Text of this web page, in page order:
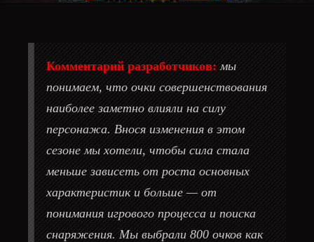
Комментарий разработчиков: мы
понимаем, что очки совершенствования
наиболее заметно влияли на силу
персонажа. Внося изменения в этом
сезоне мы хотели, чтобы сила стала
меньше зависеть от роста основных
характеристик и больше — от
понимания игрового процесса и поиска
снаряжения. Мы выбрали 800 очков как